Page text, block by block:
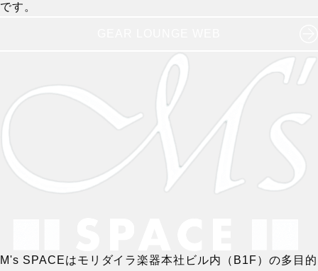
です。
M's SPACEはモリダイラ楽器本社ビル内（B1F）の多目的